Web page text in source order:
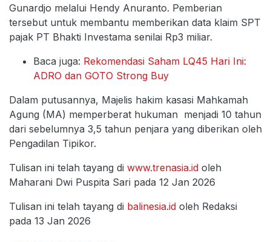
Gunardjo melalui Hendy Anuranto. Pemberian
tersebut untuk membantu memberikan data klaim SPT
pajak PT Bhakti Investama senilai Rp3 miliar.
Baca juga: Rekomendasi Saham LQ45 Hari Ini:
ADRO dan GOTO Strong Buy
Dalam putusannya, Majelis hakim kasasi Mahkamah
Agung (MA) memperberat hukuman menjadi 10 tahun
dari sebelumnya 3,5 tahun penjara yang diberikan oleh
Pengadilan Tipikor.
Tulisan ini telah tayang di www.trenasia.id oleh
Maharani Dwi Puspita Sari pada 12 Jan 2026
Tulisan ini telah tayang di balinesia.id oleh Redaksi
pada 13 Jan 2026